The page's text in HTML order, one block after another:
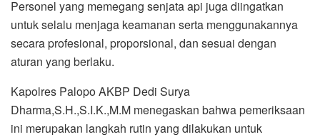
Personel yang memegang senjata api juga diingatkan
untuk selalu menjaga keamanan serta menggunakannya
secara profesional, proporsional, dan sesuai dengan
aturan yang berlaku.
Kapolres Palopo AKBP Dedi Surya
Dharma,S.H.,S.I.K.,M.M menegaskan bahwa pemeriksaan
ini merupakan langkah rutin yang dilakukan untuk